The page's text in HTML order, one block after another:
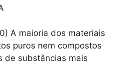
A maioria dos materiais
puros nem compostos
de substâncias mais